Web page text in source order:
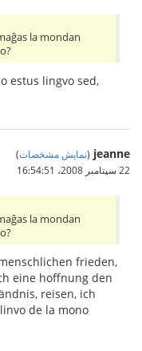
la mondan
estus lingvo sed,
jeanne
(نمایش مشخصات)
22 سپتامبر 2008،‏ 16:54:51
la mondan
frieden,
eine hoffnung den
reisen, ich
de la mono